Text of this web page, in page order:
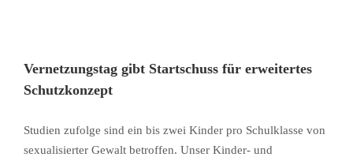
Vernetzungstag gibt Startschuss für erweitertes
Schutzkonzept
Studien zufolge sind ein bis zwei Kinder pro Schulklasse von
sexualisierter Gewalt betroffen. Unser Kinder- und